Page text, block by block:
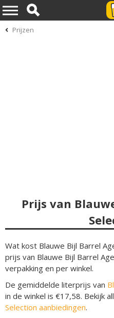
Prijzen
Prijs van
Wat kost Blauwe Bijl Barrel
prijs van Blauwe Bijl Barrel
verpakking en per winkel.
De gemiddelde literprijs van
in de winkel is €17,58. Bekijk
Selection aanbiedingen.